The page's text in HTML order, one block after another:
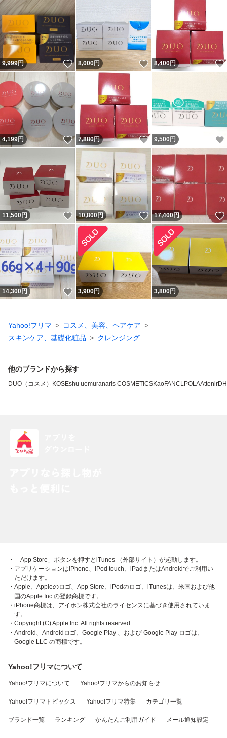
9,999円 いいね！
8,000円 いいね！
8,400円
4,199円 いいね！
7,880円 いいね！
9,500 円
11,500円 いいね！
10,800円 いいね！
17,400円
14,300円 いいね！
3,900円 3,800円
Yahoo!フリマ
コスメ、美容、ヘアケア
スキンケア、基礎化粧品
クレンジング
他のブランドから探す
DUO（コスメ） KOSEshu uemuranaris COSMETICSKaoFANCLPOLAAttenir
・「App Store」ボタンを押すとiTunes （外部サイト）が起動します。
・アプリケーションはiPhone、iPod touch、iPadまたはAndroidでご利用い
ただけます。
・Apple、Appleのロゴ、App Store、iPodのロゴ、iTunesは、米国および他
国のApple Inc.の登録商標です。
・iPhone商標は、アイホン株式会社のライセンスに基づき使用されていま
す。
・Copyright (C) Apple Inc. All rights reserved.
・Android、Androidロゴ、Google Play 、および Google Play ロゴは、
Google LLC の商標です。
Yahoo!フリマについて
Yahoo!フリマについて Yahoo!フリマからのお知らせ
Yahoo!フリマトピックス Yahoo!フリマ特集 カテゴリ一覧
ブランド一覧 ランキング かんたんご利用ガイド メール通知設定